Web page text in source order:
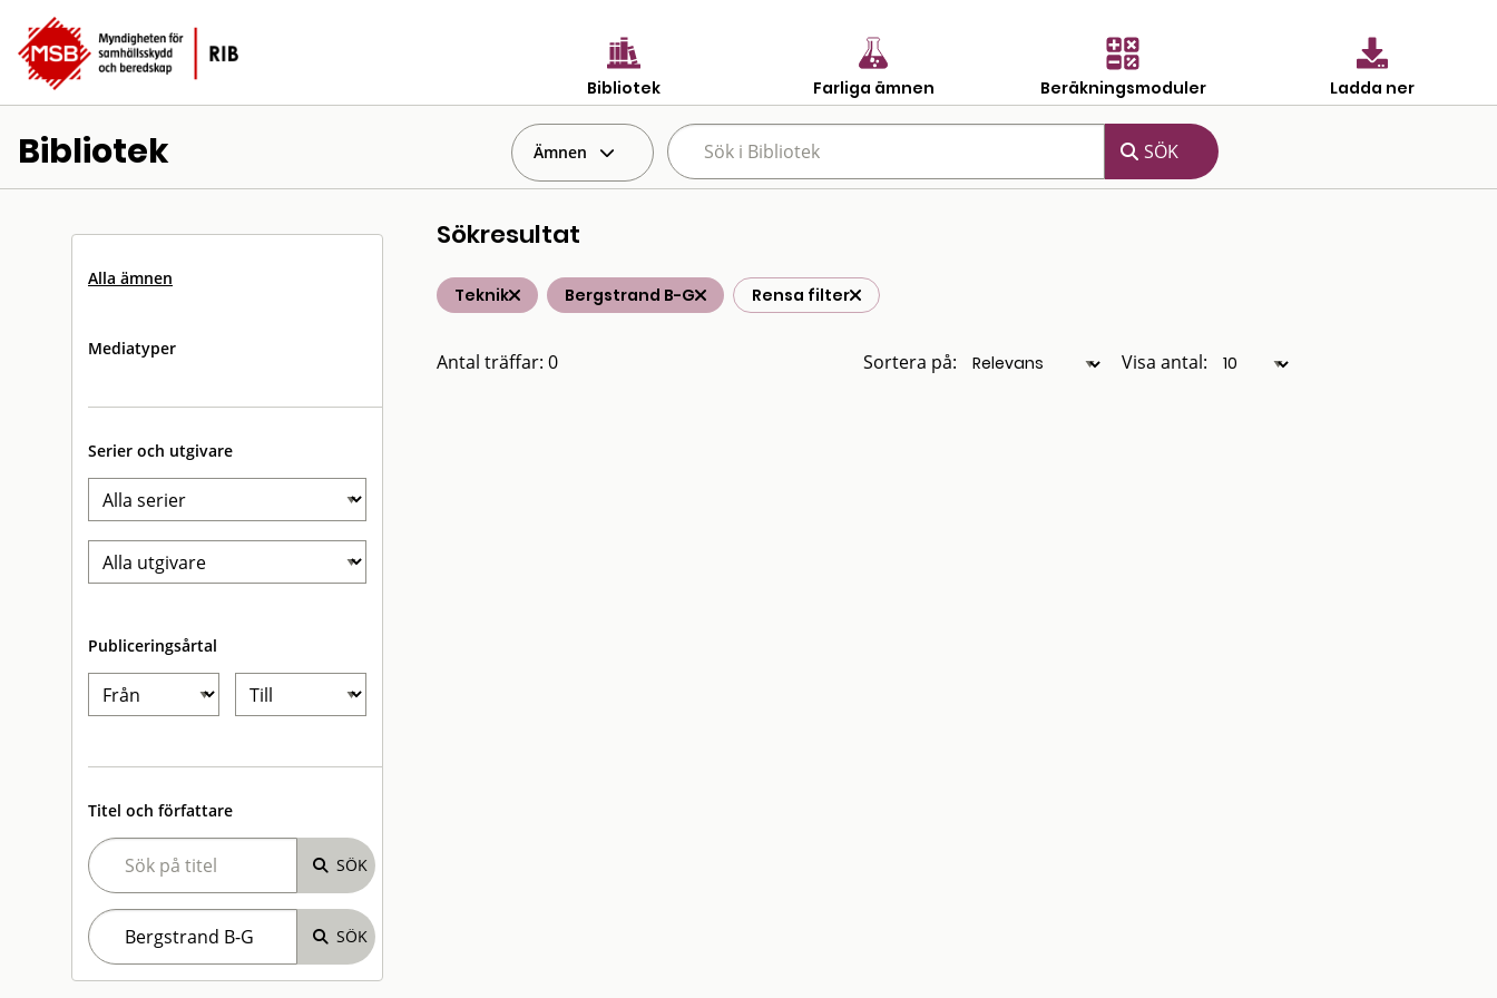
Bibliotek Farliga ämnen Beräkningsmoduler Ladda ner
Bibliotek Ämnen
Alla ämnen
Mediatyper
Serier och utgivare
Publiceringsårtal
Titel och författare
Sökresultat
Teknik Bergstrand B-G Rensa filter
Antal träffar: 0 Sortera på: Visa antal: